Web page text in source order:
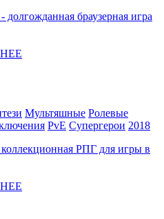
браузерная игра
Мультяшные Ролевые
PvE Супергерои 2018
РПГ для игры в